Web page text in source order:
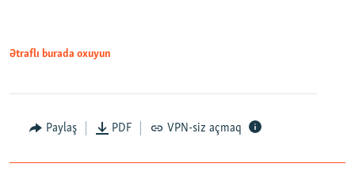
Auto 240p 360p 480p
720p 1080p
Ətraflı burada oxuyun
Paylaş PDF VPN-siz açmaq